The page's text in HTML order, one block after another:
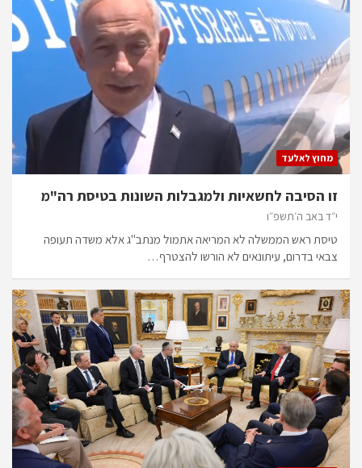
מחוץ לאלעד
זו הסיבה לחשאיות ולמגבלות השונות בטיסת רה"מ
י״ד באב ה׳תשפ״ו
טיסת ראש הממשלה לא המריאה אתמול מנתב"ג אלא משדה תעופה
צבאי בדרום, עיתונאים לא הורשו להצטרף…